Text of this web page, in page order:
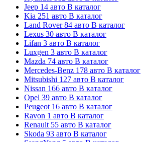
Jeep 14 авто В каталог
Kia 251 авто В каталог
Land Rover 84 авто В каталог
Lexus 30 авто В каталог
Lifan 3 авто В каталог
Luxgen 3 авто В каталог
Mazda 74 авто В каталог
Mercedes-Benz 178 авто В каталог
Mitsubishi 127 авто В каталог
Nissan 166 авто В каталог
Opel 39 авто В каталог
Peugeot 16 авто В каталог
Ravon 1 авто В каталог
Renault 55 авто В каталог
Skoda 93 авто В каталог